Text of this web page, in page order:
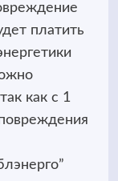
платить
как с 1